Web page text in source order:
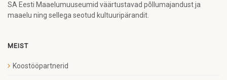
SA Eesti Maaelumuuseumid väärtustavad põllumajandust ja
maaelu ning sellega seotud kultuuripärandit.
MEIST
Koostööpartnerid